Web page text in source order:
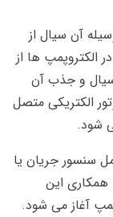
آن سیال از
ها از
سیال و جذب آن
الکتریکی متصل
شود.
سنسور جریان یا
این
آغاز می شود.